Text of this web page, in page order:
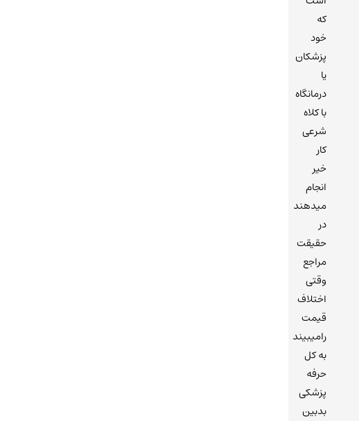
که
خود
پزشکان
یا
درمانگاه
با کلاه
شرعی
کار
خیر
انجام
میدهند
در
حقیقت
مراجع
وقتی
اختلاف
قیمت
رامیبیند
به کل
حرفه
پزشکی
بدبین